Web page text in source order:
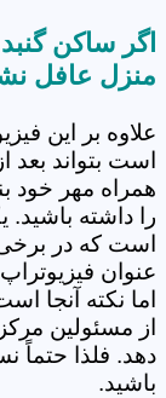
اگر ساکن
منزل عافل
علاوه بر این
است بتواند بعد
همراه مهر خود
را داشته
است که در
عنوان
اما نکته آنجا
از مسئولین
دهد. فلذا حتماً
باشید.